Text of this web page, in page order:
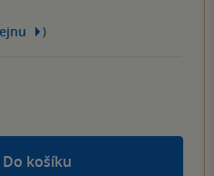
)
Do košíku